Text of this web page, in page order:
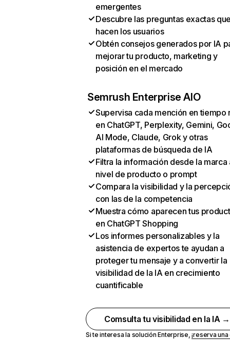
emergentes
Descubre las preguntas exactas
hacen los usuarios
Obtén consejos generados por IA
mejorar tu producto, marketing y
posición en el mercado
Semrush Enterprise AIO
Supervisa cada mención en tiempo
en ChatGPT, Perplexity, Gemini,
AI Mode, Claude, Grok y otras
plataformas de búsqueda de IA
Filtra la información desde la marca
nivel de producto o prompt
Compara la visibilidad y la
con las de la competencia
Muestra cómo aparecen tus
en ChatGPT Shopping
Los informes personalizables y la
asistencia de expertos te ayudan a
proteger tu mensaje y a convertir la
visibilidad de la IA en crecimiento
cuantificable
Comsulta tu visibilidad en la IA →
Si te interesa la solución Enterprise,¡reserva